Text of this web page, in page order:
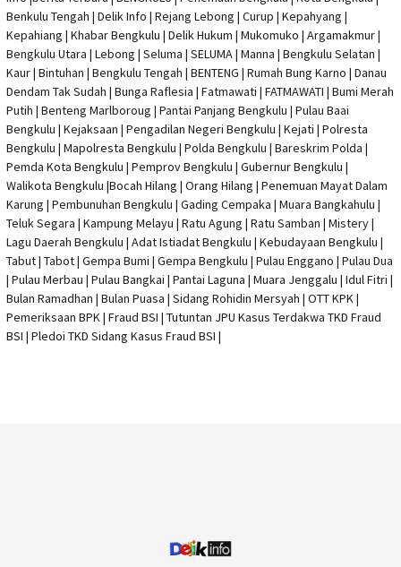
Benkulu Tengah | Delik Info | Rejang Lebong | Curup | Kepahyang |
Kepahiang | Khabar Bengkulu | Delik Hukum | Mukomuko | Argamakmur |
Bengkulu Utara | Lebong | Seluma | SELUMA | Manna | Bengkulu Selatan |
Kaur | Bintuhan | Bengkulu Tengah | BENTENG | Rumah Bung Karno | Danau
Dendam Tak Sudah | Bunga Raflesia | Fatmawati | FATMAWATI | Bumi Merah
Putih | Benteng Marlboroug | Pantai Panjang Bengkulu | Pulau Baai
Bengkulu | Kejaksaan | Pengadilan Negeri Bengkulu | Kejati | Polresta
Bengkulu | Mapolresta Bengkulu | Polda Bengkulu | Bareskrim Polda |
Pemda Kota Bengkulu | Pemprov Bengkulu | Gubernur Bengkulu |
Walikota Bengkulu |Bocah Hilang | Orang Hilang | Penemuan Mayat Dalam
Karung | Pembunuhan Bengkulu | Gading Cempaka | Muara Bangkahulu |
Teluk Segara | Kampung Melayu | Ratu Agung | Ratu Samban | Mistery |
Lagu Daerah Bengkulu | Adat Istiadat Bengkulu | Kebudayaan Bengkulu |
Tabut | Tabot | Gempa Bumi | Gempa Bengkulu | Pulau Enggano | Pulau Dua
| Pulau Merbau | Pulau Bangkai | Pantai Laguna | Muara Jenggalu | Idul Fitri |
Bulan Ramadhan | Bulan Puasa | Sidang Rohidin Mersyah | OTT KPK|
Pemeriksaan BPK | Fraud BSI | Tutuntan JPU Kasus Terdakwa TKD Fraud
BSI | Pledoi TKD Sidang Kasus Fraud BSI |